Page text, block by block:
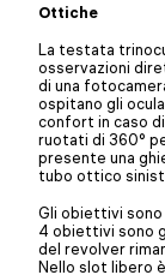
Ottiche
La testata
osservazioni
di una
ospitano gli
confort in caso
ruotati di 360°
presente una
tubo ottico
Gli obiettivi
4 obiettivi sono
del revolver
Nello slot libero